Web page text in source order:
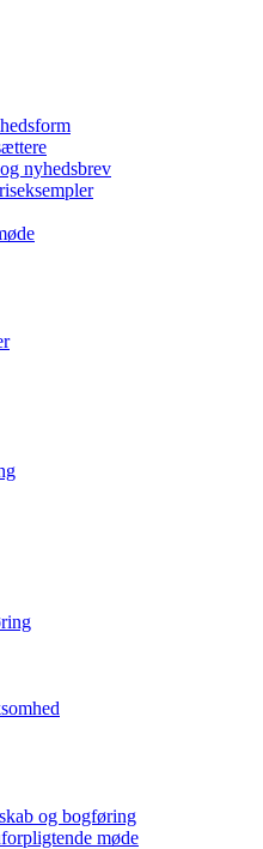
nyhedsbrev
og bogføring
møde